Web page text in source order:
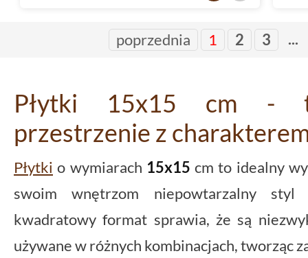
poprzednia 1 2 3 ...
Płytki 15x15 cm -
przestrzenie z
Płytki o wymiarach 15x15 cm to idealny
swoim wnętrzom niepowtarzalny
kwadratowy format sprawia, że są
używane w różnych kombinacjach, tworząc